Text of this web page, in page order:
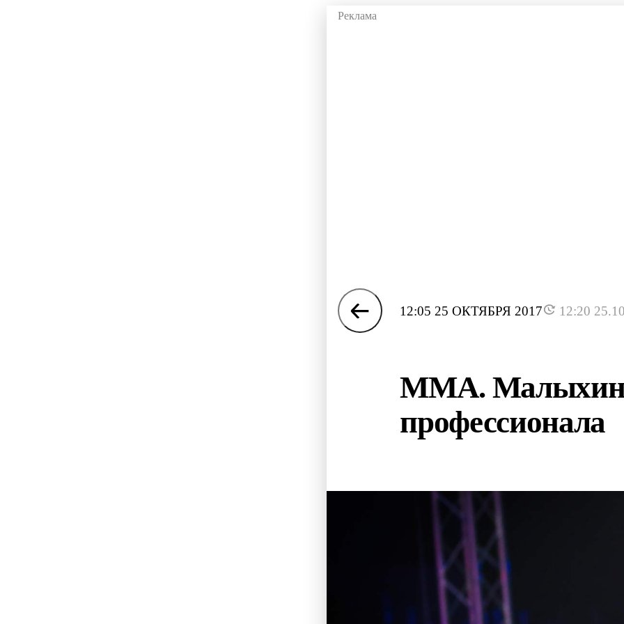
12:05 25 ОКТЯБРЯ 2017 12:20
ММА. Малыхин
профессионала